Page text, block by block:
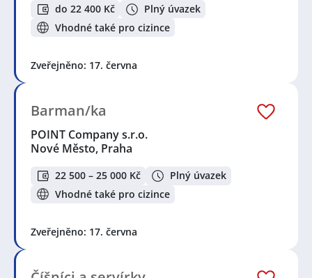
do 22 400 Kč
Plný úvazek
Vhodné také pro cizince
Zveřejněno: 17. června
Barman/ka
POINT Company s.r.o.
Nové Město, Praha
22 500 – 25 000 Kč
Plný úvazek
Vhodné také pro cizince
Zveřejněno: 17. června